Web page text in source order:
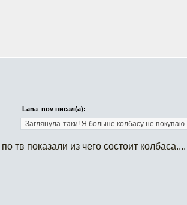
Lana_nov писал(а):
Заглянула-таки! Я больше колбасу не покупаю.
по тв показали из чего состоит колбаса....